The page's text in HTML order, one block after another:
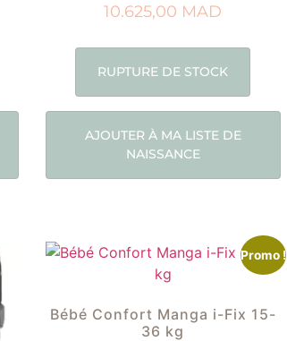
10.625,00 MAD
RUPTURE DE STOCK
AJOUTER À MA LISTE DE
NAISSANCE
Promo !
Bébé Confort Manga i-Fix 15-
36 kg